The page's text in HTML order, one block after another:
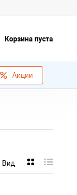
Корзина пуста
Акции
Вид